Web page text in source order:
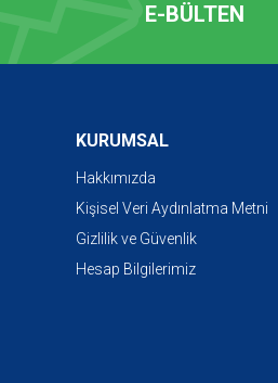
E-BÜLTEN
KURUMSAL
Hakkımızda
Kişisel Veri Aydınlatma Metni
Gizlilik ve Güvenlik
Hesap Bilgilerimiz